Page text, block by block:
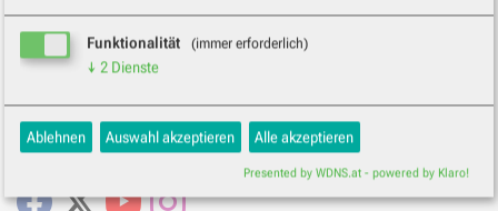
Folge uns auf
unseren verschiedenen Social Media Kanälen und erhalte
Informationen rund um unser Unternehmen und unsere
Unternehmungen.
Facebook
X YoutubeInstagram
Funktionalität (immer erforderlich)
↓ 2 Dienste
Wenn Sie unsere *Kontakt/Impressum* Seite besuchen, wird
Ihnen ein Lageplan unseres Standorts angezeigt. Hierfür
setzen wir die offenen und freien MAPS der OSMF
(OpenStreetMap Foundation) als Kartendienst ein. Hierbei
Tiles gespeichert.
Ablehnen Auswahl akzeptieren Alle akzeptieren
Presented by WDNS.at - powered by Klaro!